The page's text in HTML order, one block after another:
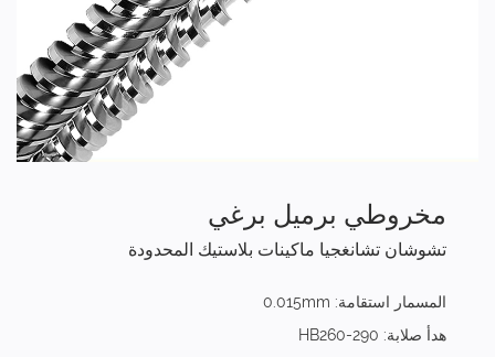
مخروطي برميل برغي
تشوشان تشانغجيا ماكينات بلاستيك المحدودة
المسمار استقامة: 0.015mm
هدأ صلابة: HB260-290